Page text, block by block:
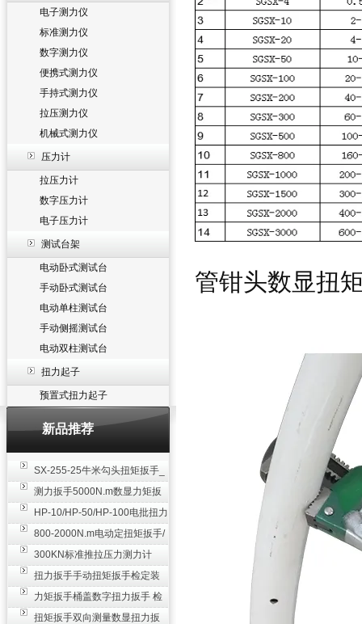
电子测力仪
标准测力仪
数字测力仪
便携式测力仪
手持式测力仪
拉压测力仪
机械式测力仪
压力计
拉压力计
数字压力计
电子压力计
测试台架
电动卧式测试台
手动卧式测试台
电动单柱测试台
手动侧摇测试台
电动双柱测试台
扭力起子
预置式扭力起子
新品推荐
SX-255-25牛米勾头扭矩扳手_
螺栓紧固扭力扳手
测力扳手5000N.m数显力矩扳
手 非标扭力扳手工业级
HP-10/HP-50/HP-100电批扭力
测试仪,测量仪
800-2000N.m电动定扭矩扳手/
扭矩电动扳手
300KN标准推拉压力测力计
_0.3级数显压力仪
扭力扳手手动扭矩扳手检定装
置 50-100N扳手测量仪器
力矩扳手桶盖数字扭力扳手 检
测瓶盖拧紧扭矩工具
扭矩扳手双向测量数显扭力扳
管钳头数显扭